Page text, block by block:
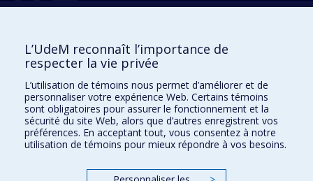
École d'urbanisme et d'architecture de
paysage
École d'architecture
École de design
Faculté de l'aménagement
L’UdeM reconnaît l’importance de
respecter la vie privée
L’utilisation de témoins nous permet d’améliorer et de
personnaliser votre expérience Web. Certains témoins
sont obligatoires pour assurer le fonctionnement et la
sécurité du site Web, alors que d’autres enregistrent vos
préférences. En acceptant tout, vous consentez à notre
utilisation de témoins pour mieux répondre à vos besoins.